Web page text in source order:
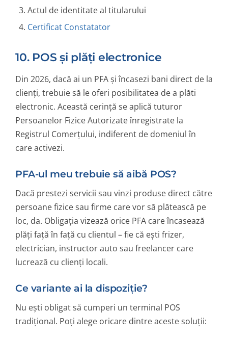
Actul de identitate al titularului
Certificat Constatator
10. POS și plăți electronice
Din 2026, dacă ai un PFA și încasezi bani direct de la
clienți, trebuie să le oferi posibilitatea de a plăti
electronic. Această cerință se aplică tuturor
Persoanelor Fizice Autorizate înregistrate la
Registrul Comerțului, indiferent de domeniul în
care activezi.
PFA-ul meu trebuie să aibă POS?
Dacă prestezi servicii sau vinzi produse direct către
persoane fizice sau firme care vor să plătească pe
loc, da. Obligația vizează orice PFA care încasează
plăți față în față cu clientul – fie că ești frizer,
electrician, instructor auto sau freelancer care
lucrează cu clienți locali.
Ce variante ai la dispoziție?
Nu ești obligat să cumperi un terminal POS
tradițional. Poți alege oricare dintre aceste soluții: